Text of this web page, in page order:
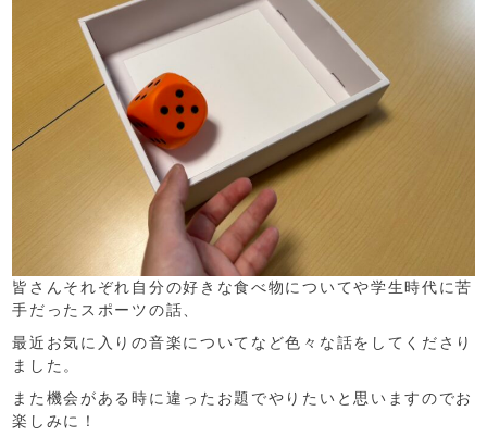
皆さんそれぞれ自分の好きな食べ物についてや学生時代に苦
手だったスポーツの話、
最近お気に入りの音楽についてなど色々な話をしてくださり
ました。
また機会がある時に違ったお題でやりたいと思いますのでお
楽しみに！